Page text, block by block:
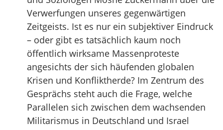
Verwerfungen unseres gegenwärtigen
Zeitgeists. Ist es nur ein subjektiver Eindruck
– oder gibt es tatsächlich kaum noch
öffentlich wirksame Massenproteste
angesichts der sich häufenden globalen
Krisen und Konfliktherde? Im Zentrum des
Gesprächs steht auch die Frage, welche
Parallelen sich zwischen dem wachsenden
Militarismus in Deutschland und Israel